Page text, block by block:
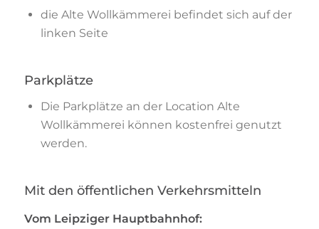
die Alte Wollkämmerei befindet sich auf der
linken Seite
Parkplätze
Die Parkplätze an der Location Alte
Wollkämmerei können kostenfrei genutzt
werden.
Mit den öffentlichen Verkehrsmitteln
Vom Leipziger Hauptbahnhof: